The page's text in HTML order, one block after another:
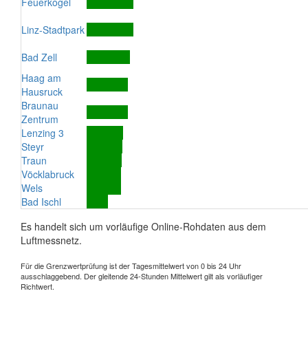
Linz-Stadtpark
Bad Zell
Haag am
Hausruck
Braunau
Zentrum
Lenzing 3
Steyr
Traun
Vöcklabruck
Wels
Bad Ischl
Es handelt sich um vorläufige Online-Rohdaten aus dem
Luftmessnetz.
Für die Grenzwertprüfung ist der Tagesmittelwert von 0 bis 24 Uhr
ausschlaggebend. Der gleitende 24-Stunden Mittelwert gilt als vorläufiger
Richtwert.